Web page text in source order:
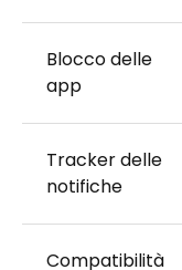
Blocco delle
app
Tracker delle
notifiche
Compatibilità